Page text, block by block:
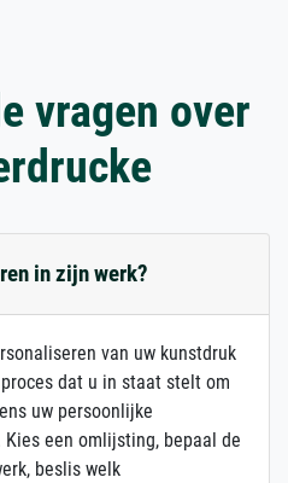
vragen over
in zijn werk?
van uw kunstdruk
dat u in staat stelt om
uw persoonlijke
een omlijsting, bepaal de
beslis welk